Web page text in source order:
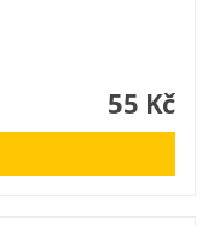
55 Kč